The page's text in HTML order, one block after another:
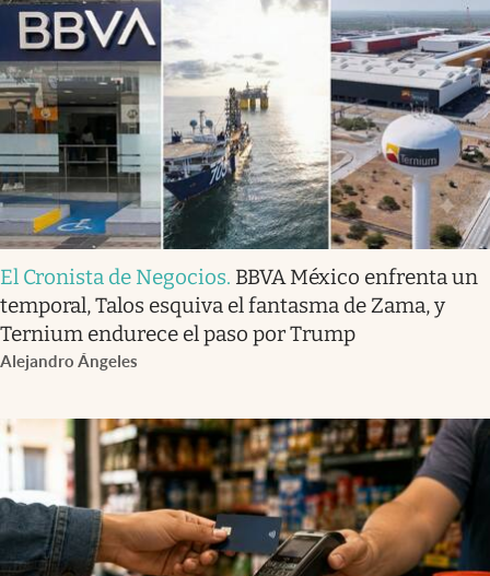
El Cronista de Negocios. BBVA México enfrenta un
temporal, Talos esquiva el fantasma de Zama, y
Ternium endurece el paso por Trump
Alejandro Ángeles